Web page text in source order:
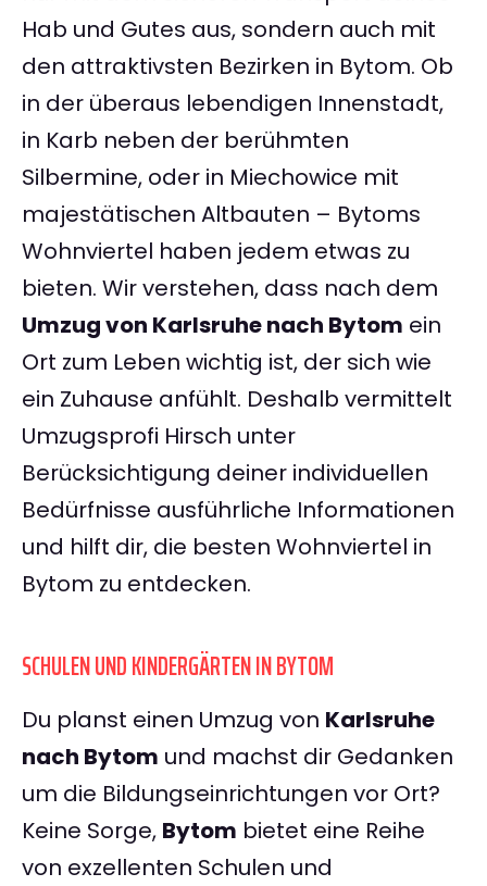
Hab und Gutes aus, sondern auch mit
den attraktivsten Bezirken in Bytom. Ob
in der überaus lebendigen Innenstadt,
in Karb neben der berühmten
Silbermine, oder in Miechowice mit
majestätischen Altbauten – Bytoms
Wohnviertel haben jedem etwas zu
bieten. Wir verstehen, dass nach dem
Umzug von Karlsruhe nach Bytom ein
Ort zum Leben wichtig ist, der sich wie
ein Zuhause anfühlt. Deshalb vermittelt
Umzugsprofi Hirsch unter
Berücksichtigung deiner individuellen
Bedürfnisse ausführliche Informationen
und hilft dir, die besten Wohnviertel in
Bytom zu entdecken.
SCHULEN UND KINDERGÄRTEN IN BYTOM
Du planst einen Umzug von Karlsruhe
nach Bytom und machst dir Gedanken
um die Bildungseinrichtungen vor Ort?
Keine Sorge, Bytom bietet eine Reihe
von exzellenten Schulen und